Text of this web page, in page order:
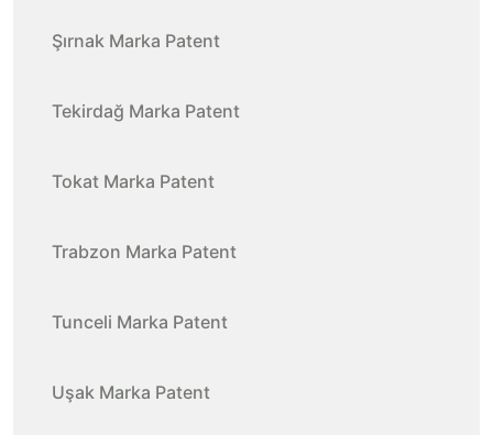
Şırnak Marka Patent
Tekirdağ Marka Patent
Tokat Marka Patent
Trabzon Marka Patent
Tunceli Marka Patent
Uşak Marka Patent